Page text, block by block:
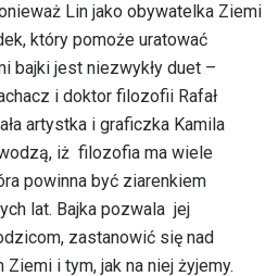
Lin jako obywatelka Ziemi
który pomoże uratować
bajki jest niezwykły duet –
i doktor filozofii Rafał
artystka i graficzka Kamila
iż filozofia ma wiele
powinna być ziarenkiem
lat. Bajka pozwala jej
zastanowić się nad
i tym, jak na niej żyjemy.